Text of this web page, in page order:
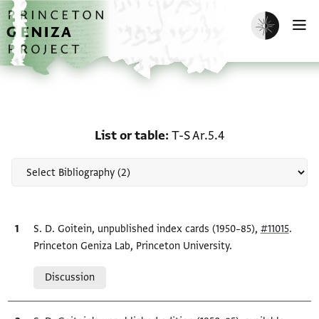
Skip to main content
home
Enable dark
List or table T-S Ar.5.4
Bibliographic citation
S. D. Goitein, unpublished index cards (1950–85), #11015.
Princeton Geniza Lab, Princeton University.
Discussion